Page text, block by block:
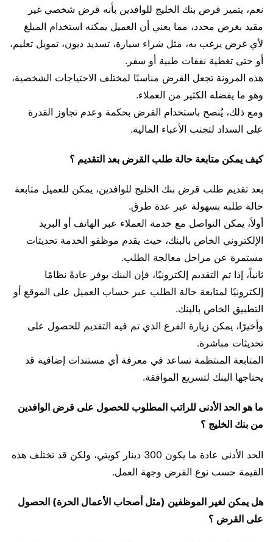
نعم، يتميز قرض بنك الخليج للوافدين بأنه قرض شخصي غير
مقيد بغرض محدد، مما يعني أن العميل يمكنه استخدام المبلغ
لأي غرض يرغب به، مثل شراء سيارة، تسديد ديون، تمويل تعليم،
أو حتى تغطية نفقات طبية أو سفر.
هذه المرونة تجعل القرض مناسبًا لمختلف الاحتياجات الشخصية،
وهو ما يفضله الكثير من العملاء.
ومع ذلك، يُنصح باستخدام القرض بحكمة وعدم تجاوز القدرة
على السداد لتجنب الأعباء المالية.
كيف يمكن متابعة حالة طلب القرض بعد التقديم ؟
بعد تقديم طلب قرض بنك الخليج للوافدين، يمكن للعميل متابعة
حالة طلبه بسهولة عبر عدة طرق.
أولاً، يمكن التواصل مع خدمة العملاء عبر الهاتف أو البريد
الإلكتروني الخاص بالبنك، حيث يقدم موظفو الخدمة تحديثات
مستمرة عن مراحل معالجة الطلب.
ثانياً، إذا تم التقديم إلكترونيًا، فإن البنك يوفر عادةً نظامًا
إلكترونيًا لمتابعة حالة الطلب عبر حساب العميل على الموقع أو
التطبيق الخاص بالبنك.
وأخيرًا، يمكن زيارة الفرع الذي تم فيه التقديم للحصول على
تحديثات مباشرة.
المتابعة المنتظمة تساعد في معرفة أي مستندات إضافية قد
يحتاجها البنك لتسريع الموافقة.
ما هو الحد الأدنى للراتب المطلوب للحصول على قرض الوافدين
من بنك الخليج ؟
الحد الأدنى عادة ما يكون 300 دينار كويتي، ولكن قد تختلف هذه
القيمة حسب نوع القرض وجهة العمل.
هل يمكن لغير الموظفين (مثل أصحاب الأعمال الحرة) الحصول
على القرض ؟